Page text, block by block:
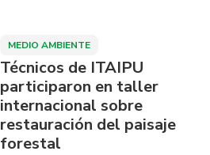
MEDIO AMBIENTE
Técnicos de ITAIPU
participaron en taller
internacional sobre
restauración del paisaje
forestal